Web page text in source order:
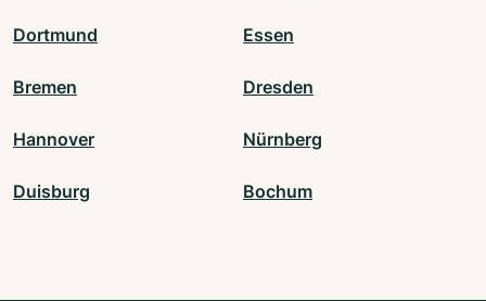
Dortmund Essen
Bremen Dresden
Hannover Nürnberg
Duisburg Bochum